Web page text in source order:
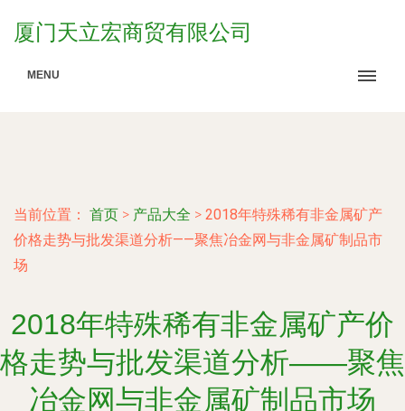
厦门天立宏商贸有限公司
MENU
当前位置： 首页 > 产品大全 > 2018年特殊稀有非金属矿产
价格走势与批发渠道分析——聚焦冶金网与非金属矿制品市
场
2018年特殊稀有非金属矿产价
格走势与批发渠道分析——聚焦
冶金网与非金属矿制品市场